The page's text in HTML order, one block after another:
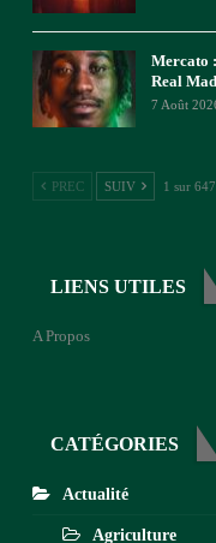
Mercato
Real
7 Août
PREC SUIV 1 sur 647
LIENS UTILES
A Propos
CATÉGORIES
Actualité
Agriculture